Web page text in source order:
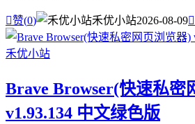
赞(0) 禾优小站2026-08-09
Brave Browser(快速私密
v1.93.134 中文绿色版